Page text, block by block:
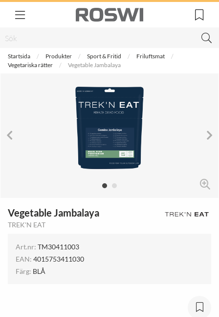
Startsida Produkter Sport & Fritid
Friluftsmat
Vegetariska rätter
Vegetable Jambalaya
Vegetable Jambalaya
TREK'N EAT
Art.nr: TM30411003
EAN: 4015753411030
Färg: BLÅ